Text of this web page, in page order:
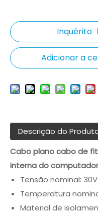
Inquérito
Adicionar a
Descrição do
Cabo plano cabo de
interna do computador
Tensão nominal: 30V
Temperatura
Material de